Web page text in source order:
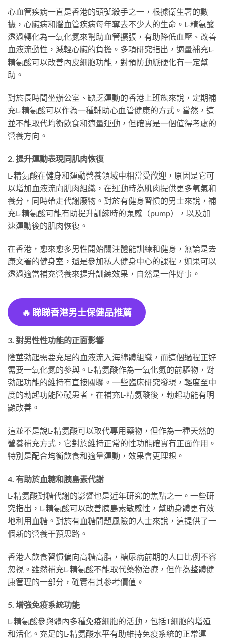
心血管疾病一直是香港的頭號殺手之一，根據衛生署的數
據，心臟病和腦血管疾病每年奪去不少人的生命。L-精氨酸
透過轉化為一氧化氮來幫助血管擴張，有助降低血壓、改善
血液流動性，減輕心臟的負擔。多項研究指出，適量補充L-
精氨酸可以改善內皮細胞功能，對預防動脈硬化有一定幫
助。
對於長時間坐辦公室、缺乏運動的香港上班族來說，定期補
充L-精氨酸可以作為一種輔助心血管健康的方式。當然，這
並不能取代均衡飲食和適量運動，但確實是一個值得考慮的
營養方向。
2. 提升運動表現同肌肉恢復
L-精氨酸在健身和運動營養領域中相當受歡迎，原因是它可
以增加血液流向肌肉組織，在運動時為肌肉提供更多氧氣和
養分，同時帶走代謝廢物。對於有健身習慣的男士來說，補
充L-精氨酸可能有助提升訓練時的泵感（pump），以及加
速運動後的肌肉恢復。
在香港，愈來愈多男性開始關注體能訓練和健身，無論是去
康文署的健身室，還是參加私人健身中心的課程，如果可以
透過適當補充營養來提升訓練效果，自然是一件好事。
🔥 睇睇香港男士保健品推薦
3. 對男性性功能的正面影響
陰莖勃起需要充足的血液流入海綿體組織，而這個過程正好
需要一氧化氮的參與。L-精氨酸作為一氧化氮的前驅物，對
勃起功能的維持有直接關聯。一些臨床研究發現，輕度至中
度的勃起功能障礙患者，在補充L-精氨酸後，勃起功能有明
顯改善。
這並不是說L-精氨酸可以取代專用藥物，但作為一種天然的
營養補充方式，它對於維持正常的性功能確實有正面作用。
特別是配合均衡飲食和適量運動，效果會更理想。
4. 有助於血糖和胰島素代謝
L-精氨酸對糖代謝的影響也是近年研究的焦點之一。一些研
究指出，L-精氨酸可以改善胰島素敏感性，幫助身體更有效
地利用血糖。對於有血糖問題風險的人士來說，這提供了一
個新的營養干預思路。
香港人飲食習慣偏向高糖高脂，糖尿病前期的人口比例不容
忽視。雖然補充L-精氨酸不能取代藥物治療，但作為整體健
康管理的一部分，確實有其參考價值。
5. 增強免疫系統功能
L-精氨酸參與體內多種免疫細胞的活動，包括T細胞的增殖
和活化。充足的L-精氨酸水平有助維持免疫系統的正常運